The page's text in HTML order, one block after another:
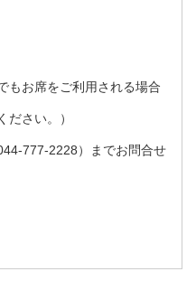
もお席をご利用される場合
ださい。）
777-2228）までお問合せ